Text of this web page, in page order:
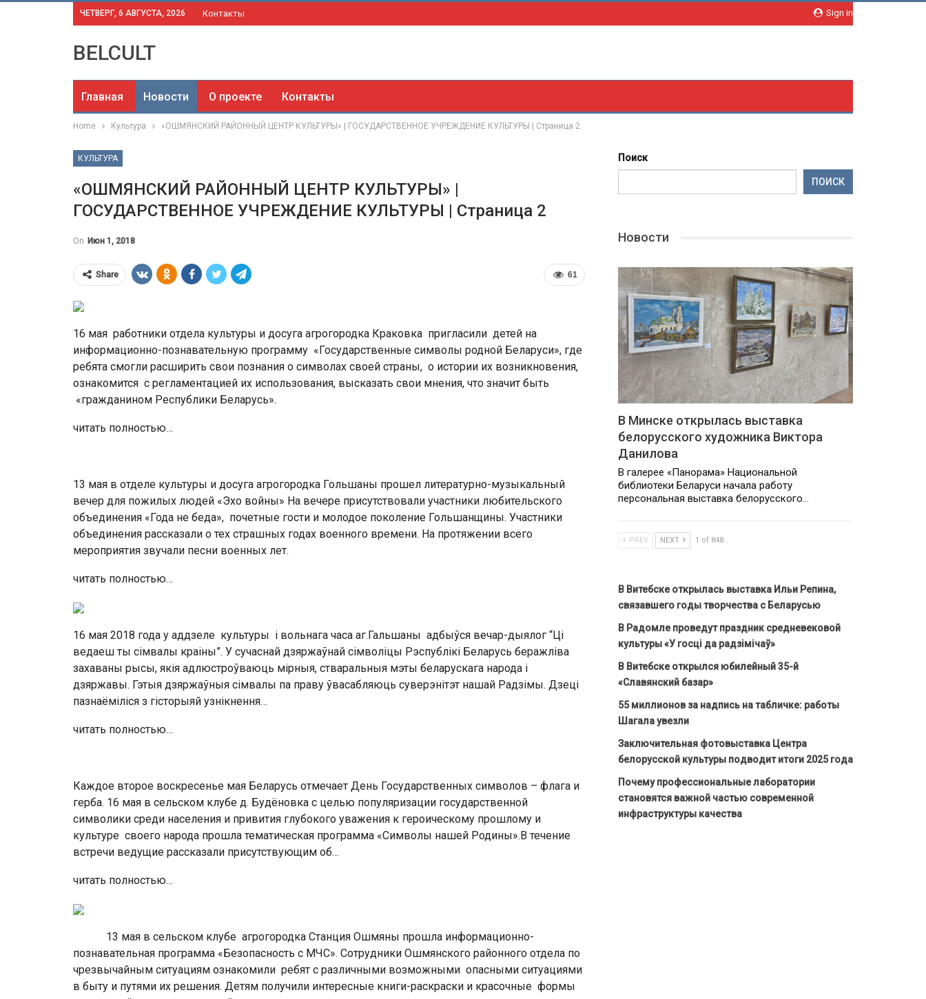
Sign in
ЧЕТВЕРГ, 6 АВГУСТА, 2026 Контакты
BELCULT
Главная Новости О проекте Контакты
Home Культура «ОШМЯНСКИЙ РАЙОННЫЙ ЦЕНТР КУЛЬТУРЫ» | ГОСУДАРСТВЕННОЕ УЧРЕЖДЕНИЕ КУЛЬТУРЫ | Страница 2
КУЛЬТУРА
«ОШМЯНСКИЙ РАЙОННЫЙ ЦЕНТР КУЛЬТУРЫ» |
ГОСУДАРСТВЕННОЕ УЧРЕЖДЕНИЕ КУЛЬТУРЫ | Страница 2
On Июн 1, 2018
61
Share
16 мая работники отдела культуры и досуга агрогородка Краковка пригласили детей на
информационно-познавательную программу «Государственные символы родной Беларуси», где
ребята смогли расширить свои познания о символах своей страны, о истории их возникновения,
ознакомится с регламентацией их использования, высказать свои мнения, что значит быть
«гражданином Республики Беларусь».
читать полностью…
13 мая в отделе культуры и досуга агрогородка Гольшаны прошел литературно-музыкальный
вечер для пожилых людей «Эхо войны» На вечере присутствовали участники любительского
объединения «Года не беда», почетные гости и молодое поколение Гольшанщины. Участники
объединения рассказали о тех страшных годах военного времени. На протяжении всего
мероприятия звучали песни военных лет.
читать полностью…
16 мая 2018 года у аддзеле культуры і вольнага часа аг.Гальшаны адбыўся вечар-дыялог “Цi
ведаеш ты сiмвалы краiны”. У сучаснай дзяржаўнай сімволіцы Рэспублікі Беларусь беражліва
захаваны рысы, якія адлюстроўваюць мірныя, стваральныя мэты беларускага народа і
дзяржавы. Гэтыя дзяржаўныя сімвалы па праву ўвасабляюць суверэнітэт нашай Радзімы. Дзецi
пазнаёміліся з гісторыяй узнікнення…
читать полностью…
Каждое второе воскресенье мая Беларусь отмечает День Государственных символов – флага и
герба. 16 мая в сельском клубе д. Будёновка с целью популяризации государственной
символики среди населения и привития глубокого уважения к героическому прошлому и
культуре своего народа прошла тематическая программа «Символы нашей Родины».В течение
встречи ведущие рассказали присутствующим об…
читать полностью…
13 мая в сельском клубе агрогородка Станция Ошмяны прошла информационно-
познавательная программа «Безопасность с МЧС». Сотрудники Ошмянского районного отдела по
чрезвычайным ситуациям ознакомили ребят с различными возможными опасными ситуациями
в быту и путями их решения. Детям получили интересные книги-раскраски и красочные формы
Поиск
ПОИСК
Новости
В Минске открылась выставка
белорусского художника Виктора
Данилова
В галерее «Панорама» Национальной
библиотеки Беларуси начала работу
персональная выставка белорусского…
PREV NEXT 1 of 848
В Витебске открылась выставка Ильи Репина,
связавшего годы творчества с Беларусью
В Радомле проведут праздник средневековой
культуры «У госці да радзімічаў»
В Витебске открылся юбилейный 35-й
«Славянский базар»
55 миллионов за надпись на табличке: работы
Шагала увезли
Заключительная фотовыставка Центра
белорусской культуры подводит итоги 2025 года
Почему профессиональные лаборатории
становятся важной частью современной
инфраструктуры качества